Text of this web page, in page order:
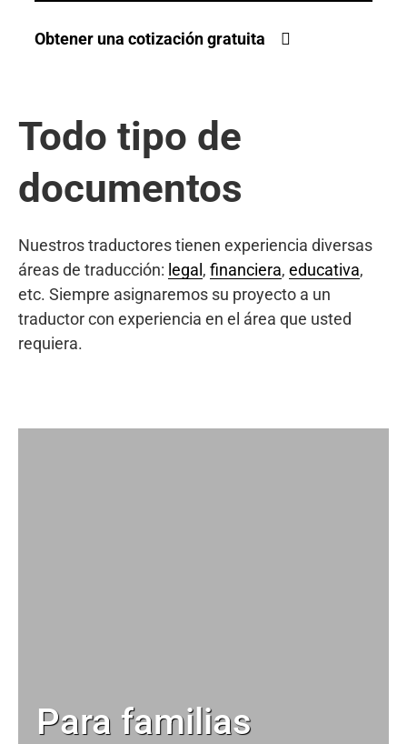
Obtener una cotización gratuita
Todo tipo de
documentos
Nuestros traductores tienen experiencia diversas
áreas de traducción: legal , financiera, educativa,
etc. Siempre asignaremos su proyecto a un
traductor con experiencia en el área que usted
requiera.
Para familias